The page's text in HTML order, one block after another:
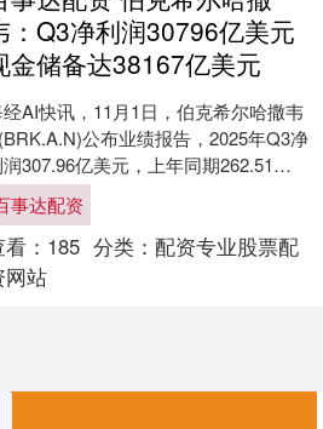
：Q3净利润30796亿美元
金储备达38167亿美元
AI快讯，11月1日，伯克希尔哈撒韦
公布业绩报告，2025年Q3净
307.96亿美元，上年同期262.51亿
。第三季度营业利润达....
事达配资
： 185 分类： 配资专业股票配
网站